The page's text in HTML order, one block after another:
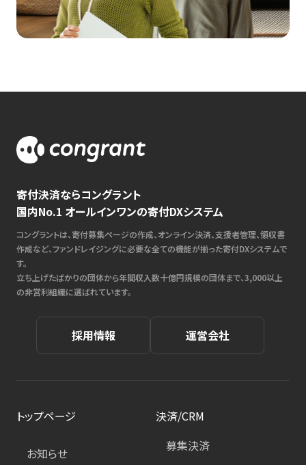
寄付決済ならコングラント
国内No.1 オールインワンの寄付DXシステム
コングラントは、寄付募集ページの作成、オンライン決済、支援者管理、領収書
作成など、ファンドレイジングに必要な全ての機能が揃った寄付DXシステムで
す。
立ち上げたばかりの団体から年間収入数十億円規模の団体まで、3,000以上
の非営利組織に選ばれています。
採用情報 運営会社
トップページ
お知らせ
決済/CRM
募集決済